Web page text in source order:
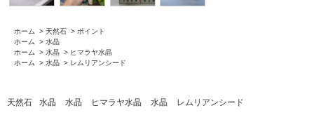
ホーム > 天然石 > ポイント
ホーム
> 水晶
ホーム
> 水晶 > ヒマラヤ水晶
ホーム
> 水晶 > レムリアンシード
天然石 水晶 水晶 ヒマラヤ水晶 水晶 レムリアンシード